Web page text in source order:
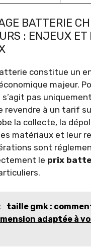
BATTERIE
: ENJEUX ET
constitue un
majeur.
pas
revendre à un tarif
la collecte, la
matériaux et leur
sont
le prix
taille gmk :
adaptée à